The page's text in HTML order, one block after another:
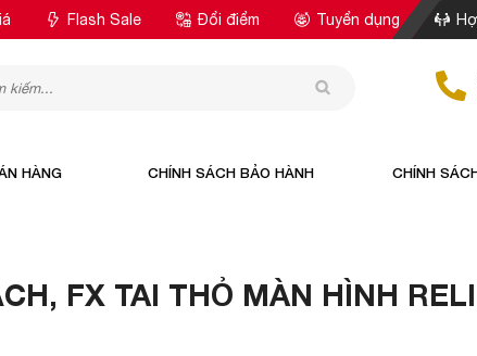
Flash Sale Đổi điểm Tuyển dụng
HÀNG CHÍNH SÁCH BẢO HÀNH CHÍNH
FX TAI THỎ MÀN HÌNH